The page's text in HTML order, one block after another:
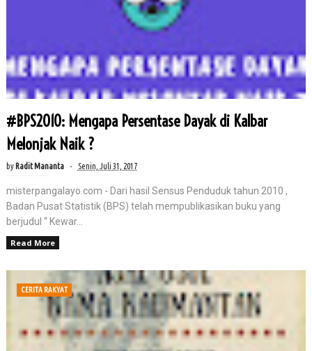
#BPS2010: Mengapa Persentase Dayak di Kalbar
Melonjak Naik ?
by Radit Mananta Senin, Juli 31, 2017
misterpangalayo.com - Dari hasil Sensus Penduduk tahun 2010 ,
Badan Pusat Statistik (BPS) telah mempublikasikan buku yang
berjudul “ Kewar...
Read More
CERITA RAKYAT